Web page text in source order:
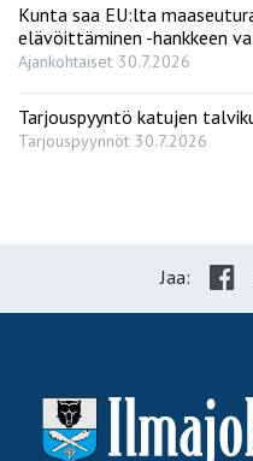
Kunta saa EU:lta
elävöittäminen -hankkeen
Ajankohtaiset 30.7.2026
Tarjouspyyntö katujen
Tarjouspyynnöt 30.7.2026
Jaa: